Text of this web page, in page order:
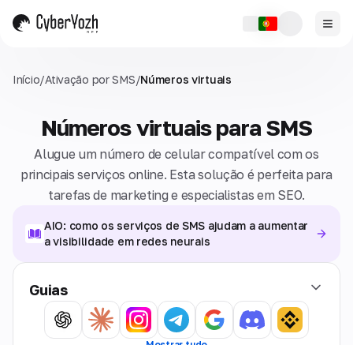
Início/Ativação por SMS/Números virtuais
Números virtuais para SMS
Alugue um número de celular compatível com os
principais serviços online. Esta solução é perfeita para
tarefas de marketing e especialistas em SEO.
AIO: como os serviços de SMS ajudam a aumentar
a visibilidade em redes neurais
Guias